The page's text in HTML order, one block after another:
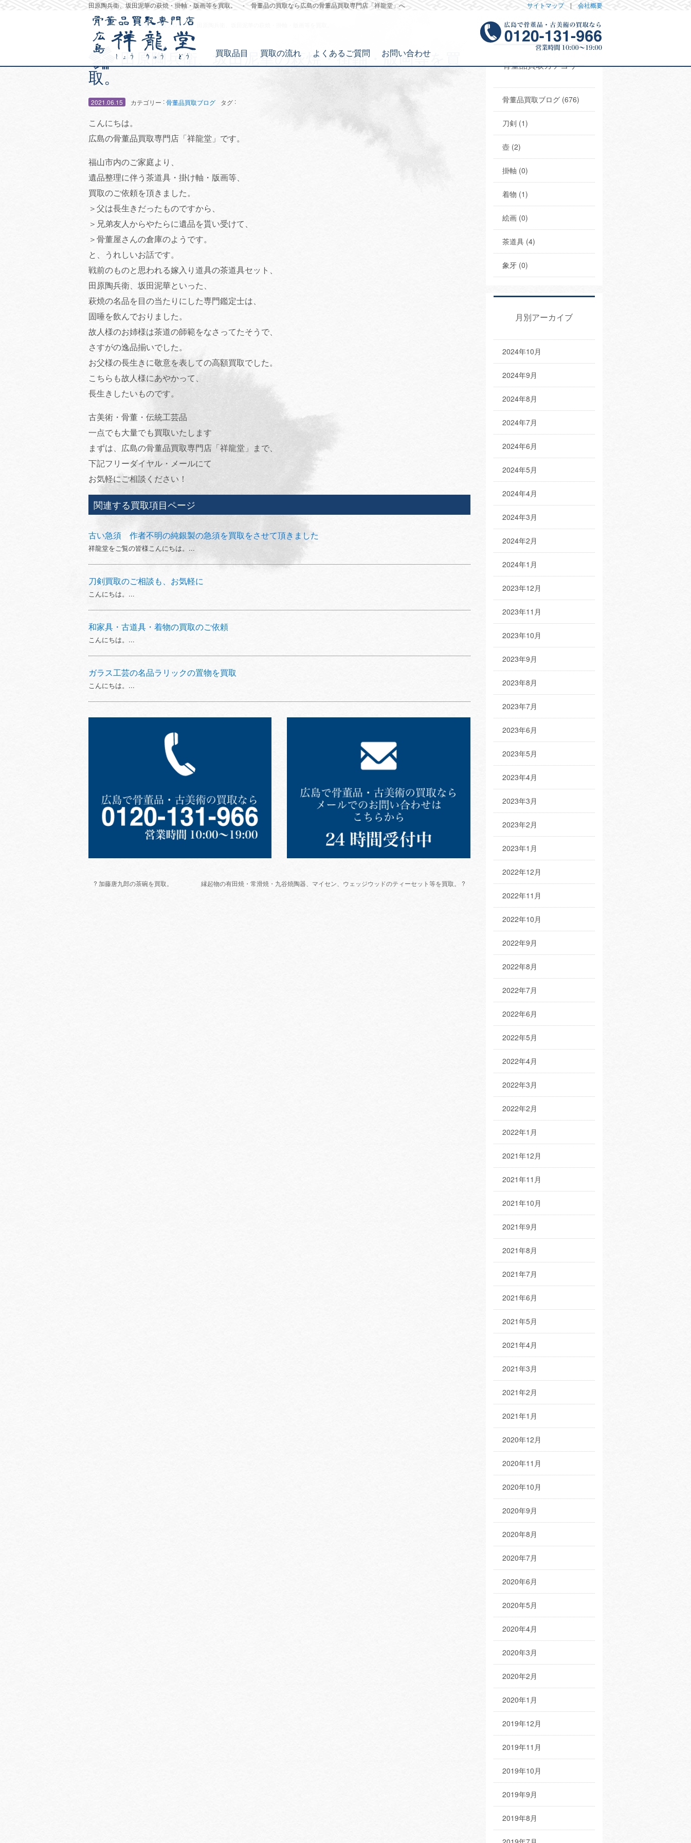
田原陶兵衛、坂田泥華の萩焼・掛軸・版画等を買取。 - 骨董品の買取なら広島の骨董品買取専門店「祥龍堂」へ サイトマップ| 会社概要
買取品目 買取の流れ よくあるご質問 お問い合わせ
トップページ 骨董品買取ブログ
田原陶兵衛、坂田泥華の萩焼・掛軸・版画等を買
取。
2021.06.15 カテゴリー :骨董品買取ブログ タグ :
こんにちは。
広島の骨董品買取専門店「祥龍堂」です。
福山市内のご家庭より、
遺品整理に伴う茶道具・掛け軸・版画等、
買取のご依頼を頂きました。
＞父は長生きだったものですから、
＞兄弟友人からやたらに遺品を貰い受けて、
＞骨董屋さんの倉庫のようです。
と、うれしいお話です。
戦前のものと思われる嫁入り道具の茶道具セット、
田原陶兵衛、坂田泥華といった、
萩焼の名品を目の当たりにした専門鑑定士は、
固唾を飲んでおりました。
故人様のお姉様は茶道の師範をなさってたそうで、
さすがの逸品揃いでした。
お父様の長生きに敬意を表しての高額買取でした。
こちらも故人様にあやかって、
長生きしたいものです。
古美術・骨董・伝統工芸品
一点でも大量でも買取いたします
まずは、広島の骨董品買取専門店「祥龍堂」まで、
下記フリーダイヤル・メールにて
お気軽にご相談ください！
関連する買取項目ページ
古い急須 作者不明の純銀製の急須を買取をさせて頂きました
祥龍堂をご覧の皆様こんにちは。...
刀剣買取のご相談も、お気軽に
こんにちは。...
和家具・古道具・着物の買取のご依頼
こんにちは。...
ガラス工芸の名品ラリックの置物を買取
こんにちは。...
? 加藤唐九郎の茶碗を買取。 縁起物の有田焼・常滑焼・九谷焼陶器、マイセン、ウェッジウッドのティーセット等を買取。 ?
骨董品買取カテゴリー
骨董品買取ブログ (676)
刀剣 (1)
壺 (2)
掛軸 (0)
着物 (1)
絵画 (0)
茶道具 (4)
象牙 (0)
月別アーカイブ
2024年10月
2024年9月
2024年8月
2024年7月
2024年6月
2024年5月
2024年4月
2024年3月
2024年2月
2024年1月
2023年12月
2023年11月
2023年10月
2023年9月
2023年8月
2023年7月
2023年6月
2023年5月
2023年4月
2023年3月
2023年2月
2023年1月
2022年12月
2022年11月
2022年10月
2022年9月
2022年8月
2022年7月
2022年6月
2022年5月
2022年4月
2022年3月
2022年2月
2022年1月
2021年12月
2021年11月
2021年10月
2021年9月
2021年8月
2021年7月
2021年6月
2021年5月
2021年4月
2021年3月
2021年2月
2021年1月
2020年12月
2020年11月
2020年10月
2020年9月
2020年8月
2020年7月
2020年6月
2020年5月
2020年4月
2020年3月
2020年2月
2020年1月
2019年12月
2019年11月
2019年10月
2019年9月
2019年8月